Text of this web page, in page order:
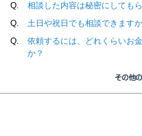
Q.
相談した内容は秘密にしても
Q.
土日や祝日でも相談できます
Q.
依頼するには、どれくらいお
か？